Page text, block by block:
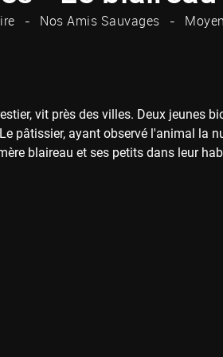
Nos Amis Sauvages
vit près des villes. Deux jeunes
pâtissier, ayant observé l'animal la
blaireau et ses petits dans leur